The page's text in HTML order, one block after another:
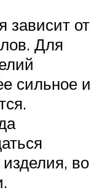
зависит от
Для
сильное и
во